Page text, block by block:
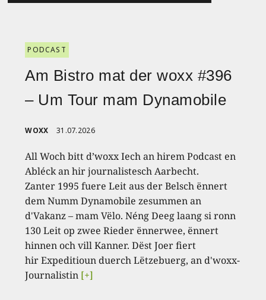
PODCAST
Am Bistro mat der woxx #396
– Um Tour mam Dynamobile
WOXX 31.07.2026
All Woch bitt d’woxx Iech an hirem Podcast en
Abléck an hir journalistesch Aarbecht.
Zanter 1995 fuere Leit aus der Belsch ënnert
dem Numm Dynamobile zesummen an
d'Vakanz – mam Vëlo. Néng Deeg laang si ronn
130 Leit op zwee Rieder ënnerwee, ënnert
hinnen och vill Kanner. Dëst Joer fiert
hir Expeditioun duerch Lëtzebuerg, an d'woxx-
Journalistin [+]